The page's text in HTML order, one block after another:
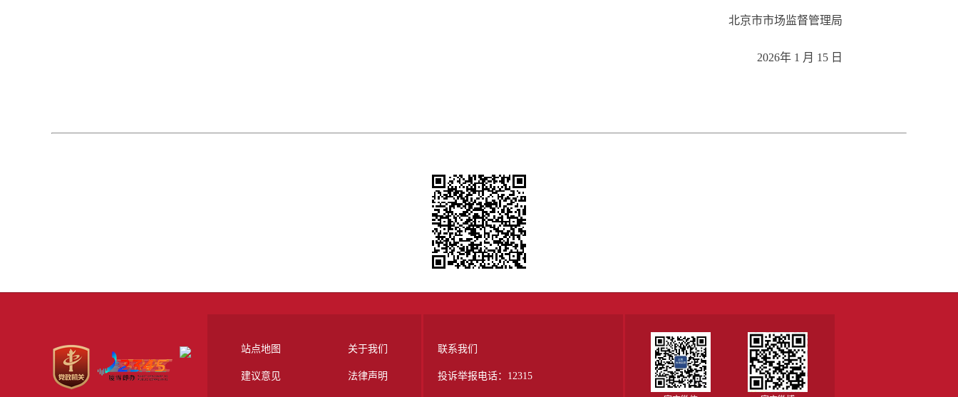
北京市市场监督管理局
2026年 1 月 15 日
站点地图 关于我们
建议意见 法律声明
联系我们
投诉举报电话：12315